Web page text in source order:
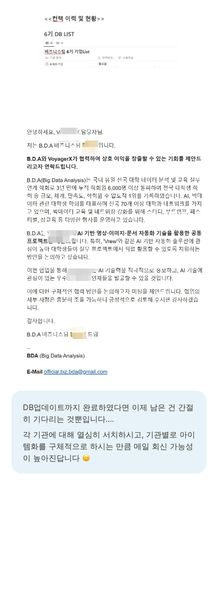
DB업데이트까지 완료하였다면 이제 남은 건 간절
히 기다리는 것뿐입니다….
각 기관에 대해 열심히 서치하시고, 기관별로 아이
템화를 구체적으로 하시는 만큼 메일 회신 가능성
이 높아진답니다